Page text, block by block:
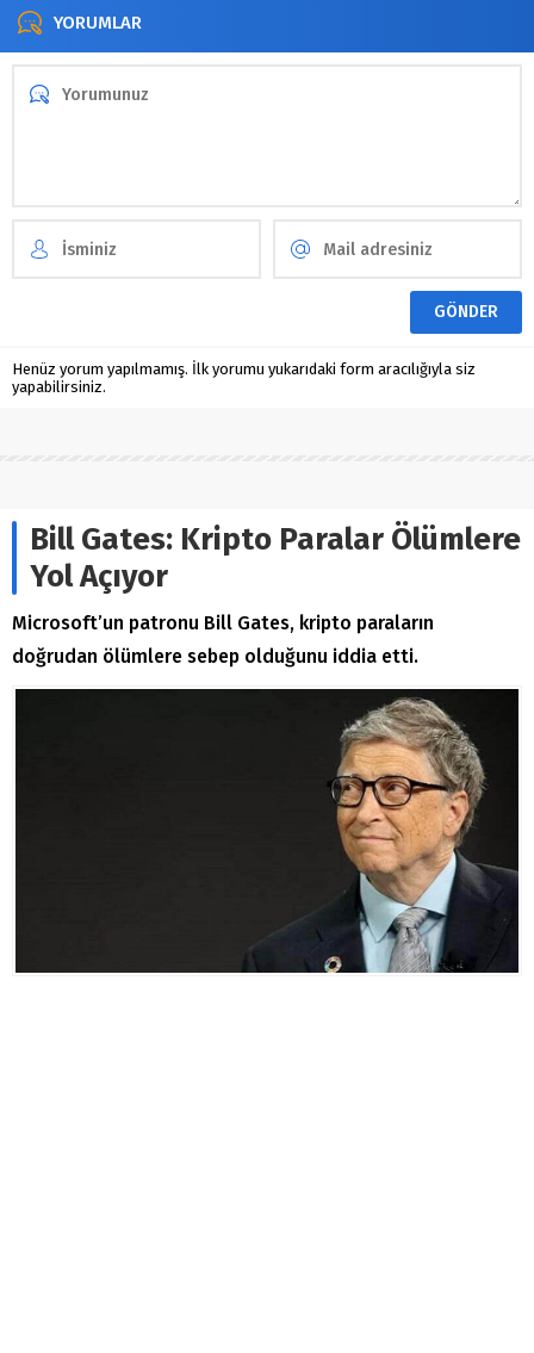
YORUMLAR
Henüz yorum yapılmamış. İlk yorumu yukarıdaki form aracılığıyla siz
yapabilirsiniz.
Bill Gates: Kripto Paralar Ölümlere
Yol Açıyor
Microsoft’un patronu Bill Gates, kripto paraların
doğrudan ölümlere sebep olduğunu iddia etti.